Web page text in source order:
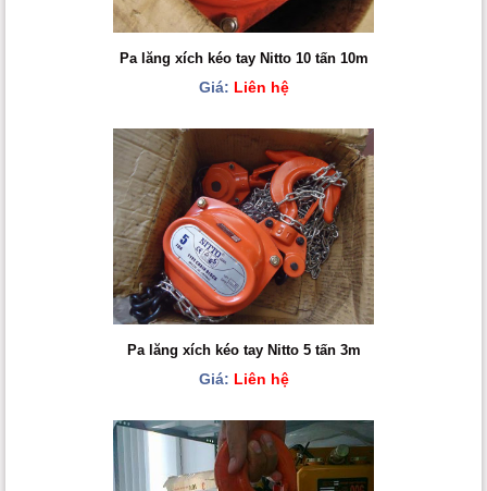
Pa lăng xích kéo tay Nitto 10 tấn 10m
Giá: Liên hệ
Pa lăng xích kéo tay Nitto 5 tấn 3m
Giá: Liên hệ